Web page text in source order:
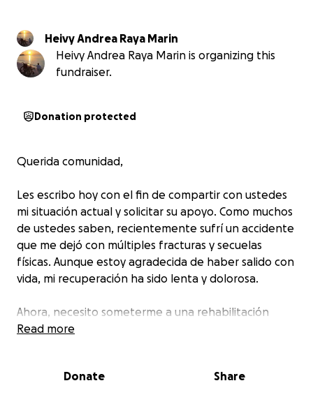
Heivy Andrea Raya Marin
Heivy Andrea Raya Marin is organizing this
fundraiser.
Donation protected
Querida comunidad,
Les escribo hoy con el fin de compartir con ustedes
mi situación actual y solicitar su apoyo. Como muchos
de ustedes saben, recientemente sufrí un accidente
que me dejó con múltiples fracturas y secuelas
físicas. Aunque estoy agradecida de haber salido con
vida, mi recuperación ha sido lenta y dolorosa.
Ahora, necesito someterme a una rehabilitación
física intensiva para poder recuperar mi movilidad y
actual no me permite cubrirlos por completo.
Read more
Donate Share